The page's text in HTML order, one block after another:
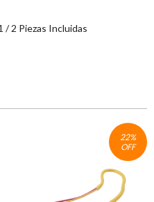
/ 2 Piezas Incluidas
22%
OFF